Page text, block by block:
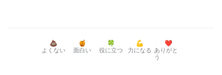
💩
よくない
🍯
面白い
🍀
役に立つ
💪
力になる
❤️
ありがと
う